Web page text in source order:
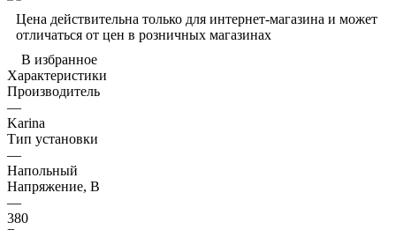
Цена действительна только для интернет-магазина и может
отличаться от цен в розничных магазинах
В избранное
Характеристики
Производитель
—
Karina
Тип установки
—
Напольный
Напряжение, В
—
380